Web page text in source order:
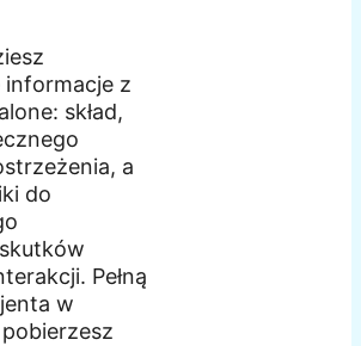
informacje z
skład,
a
do
Pełną
w